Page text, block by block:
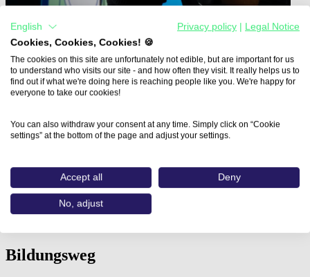
Blogs für Unternehmen Seminar…
Blogs für Unternehmen
Seminar
Bildungsweg
English Privacy policy
Legal Notice
Cookies, Cookies, Cookies! 🍪
The cookies on this site are unfortunately not edible, but are important for us
to understand who visits our site - and how often they visit. It really helps us to
find out if what we're doing here is reaching people like you. We're happy for
everyone to take our cookies!
You can also withdraw your consent at any time. Simply click on “Cookie
settings” at the bottom of the page and adjust your settings.
Accept all Deny
No, adjust